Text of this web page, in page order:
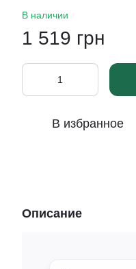
В наличии
1 519 грн
В избранное
Описание